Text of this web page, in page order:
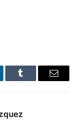
Tumblr Email